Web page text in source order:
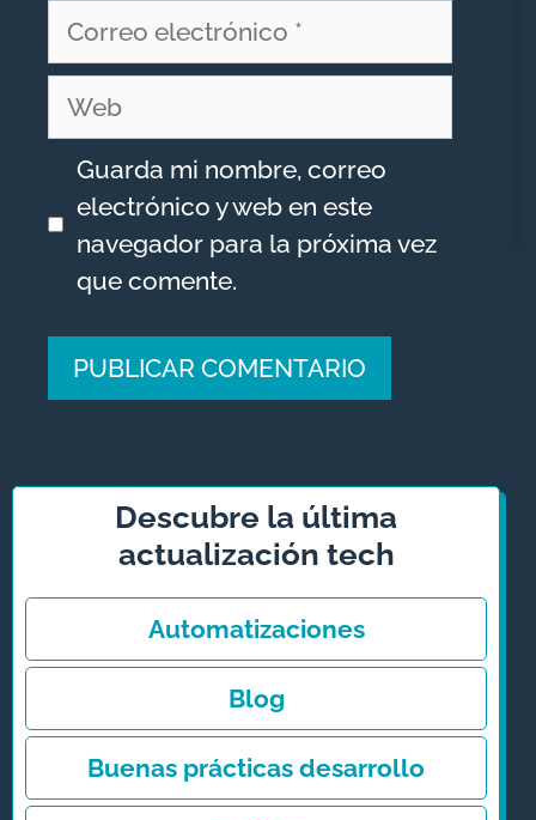
Correo
Web
Guarda mi nombre, correo
electrónico y web en este
navegador para la próxima vez
que comente.
a
i
e
Descubre la última
actualización tech
Automatizaciones
Blog
Buenas prácticas desarrollo